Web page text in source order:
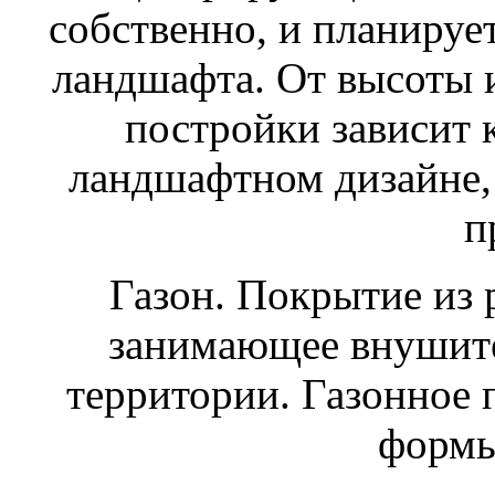
собственно, и
ландшафта. От высоты
постройки зависит
ландшафтном
Газон. Покрытие из
занимающее
территории.